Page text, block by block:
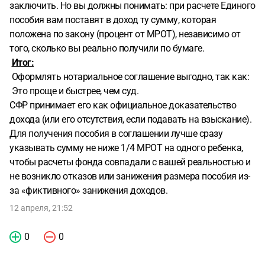
заключить. Но вы должны понимать: при расчете Единого
пособия вам поставят в доход ту сумму, которая
положена по закону (процент от МРОТ), независимо от
того, сколько вы реально получили по бумаге.
Итог:
Оформлять нотариальное соглашение выгодно, так как:
Это проще и быстрее, чем суд.
СФР принимает его как официальное доказательство
дохода (или его отсутствия, если подавать на взыскание).
Для получения пособия в соглашении лучше сразу
указывать сумму не ниже 1/4 МРОТ на одного ребенка,
чтобы расчеты фонда совпадали с вашей реальностью и
не возникло отказов или занижения размера пособия из-
за «фиктивного» занижения доходов.
12 апреля, 21:52
0 0